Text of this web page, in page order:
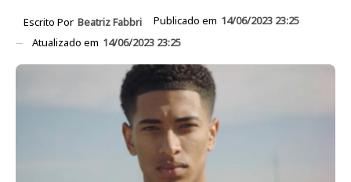
Escrito Por Beatriz Fabbri Publicado em 14/06/2023 23:25
Atualizado em 14/06/2023 23:25